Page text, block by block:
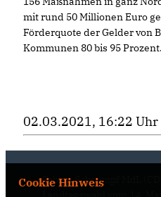
mit rund 50 Millionen Euro
Förderquote der Gelder von
Kommunen 80 bis 95 Prozent.
02.03.2021, 16:22 Uhr
Fabian Schrumpf MdL
Cookie Hinweis